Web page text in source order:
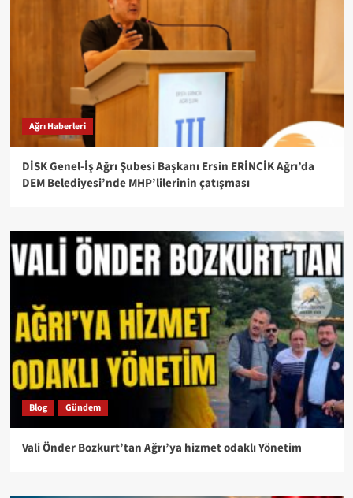
Ağrı Haberleri
DİSK Genel-İş Ağrı Şubesi Başkanı Ersin ERİNCİK Ağrı’da
DEM Belediyesi’nde MHP’lilerinin çatışması
Blog Gündem
Vali Önder Bozkurt’tan Ağrı’ya hizmet odaklı Yönetim